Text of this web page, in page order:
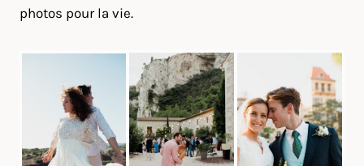
photos pour la vie.